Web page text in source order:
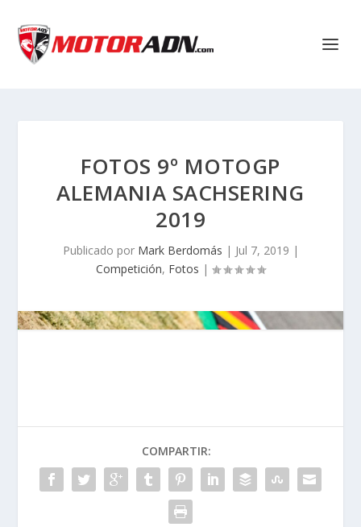
FOTOS 9º MOTOGP
ALEMANIA SACHSERING
2019
Publicado por Mark Berdomás | Jul 7, 2019 |
Competición, Fotos |
COMPARTIR: